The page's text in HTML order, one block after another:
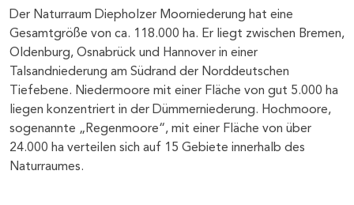
Der Naturraum Diepholzer Moorniederung hat eine
Gesamtgröße von ca. 118.000 ha. Er liegt zwischen Bremen,
Oldenburg, Osnabrück und Hannover in einer
Talsandniederung am Südrand der Norddeutschen
Tiefebene. Niedermoore mit einer Fläche von gut 5.000 ha
liegen konzentriert in der Dümmerniederung. Hochmoore,
sogenannte „Regenmoore“, mit einer Fläche von über
24.000 ha verteilen sich auf 15 Gebiete innerhalb des
Naturraumes.